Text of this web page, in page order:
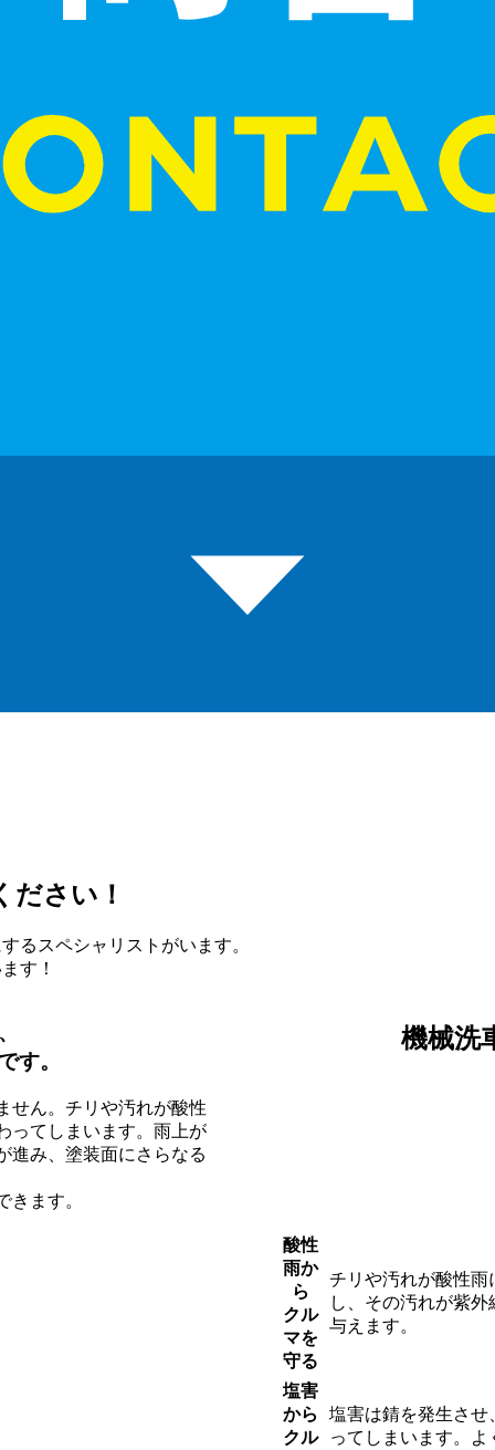
ださい！
る スペシャリストがいます。
す！
機械洗
す。
せん。チリや汚れが酸性
ってしまいます。雨上が
進み、塗装面にさらなる
ます。
酸性
雨か
ら
クル
マを
守る
チリや汚れが酸性雨
し、その汚れが紫
与えます。
塩害
から
クル
塩害は錆を発生させ
ってしまいます。